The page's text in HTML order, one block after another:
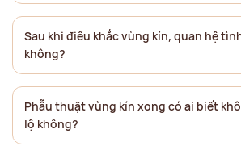
Sau khi điêu khắc vùng kín, quan hệ
không?
Phẫu thuật vùng kín xong có ai biết
lộ không?